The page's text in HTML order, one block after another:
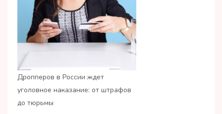
Дропперов в России ждет
уголовное наказание: от штрафов
до тюрьмы